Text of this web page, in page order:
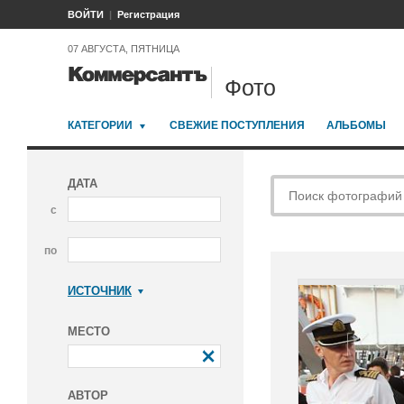
ВОЙТИ Регистрация
07 АВГУСТА, ПЯТНИЦА
Фото
КАТЕГОРИИ СВЕЖИЕ ПОСТУПЛЕНИЯ АЛЬБОМЫ
ДАТА
с
по
ИСТОЧНИК
МЕСТО
АВТОР